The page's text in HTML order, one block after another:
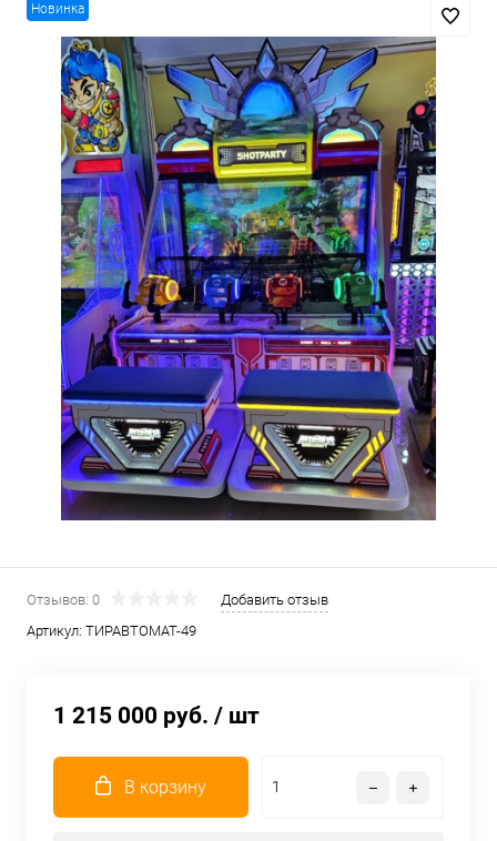
Новинка
Отзывов: 0
Добавить отзыв
Артикул: ТИРАВТОМАТ-49
1 215 000 руб. / шт
В корзину